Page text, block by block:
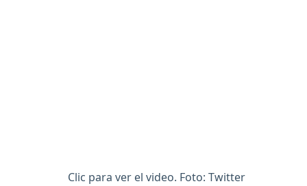
Clic para ver el video. Foto: Twitter